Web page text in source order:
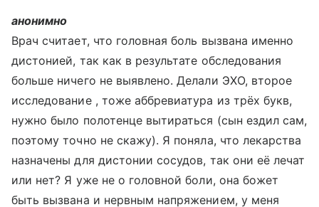
анонимно
Врач считает, что головная боль вызвана именно
дистонией, так как в результате обследования
больше ничего не выявлено. Делали ЭХО, второе
исследование , тоже аббревиатура из трёх букв,
нужно было полотенце вытираться (сын ездил сам,
поэтому точно не скажу). Я поняла, что лекарства
назначены для дистонии сосудов, так они её лечат
или нет? Я уже не о головной боли, она божет
быть вызвана и нервным напряжением, у меня